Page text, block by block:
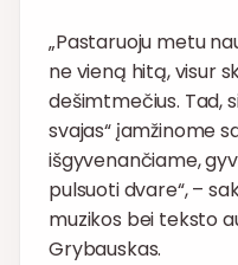
„Pastaruoju metu
ne vieną hitą, visur
dešimtmečius. Tad,
svajas“ įamžinome
išgyvenančiame,
pulsuoti dvare“, –
muzikos bei teksto
Grybauskas.